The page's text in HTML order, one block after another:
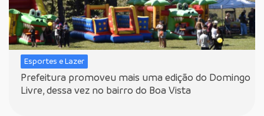
Esportes e Lazer
Prefeitura promoveu mais uma edição do Domingo
Livre, dessa vez no bairro do Boa Vista